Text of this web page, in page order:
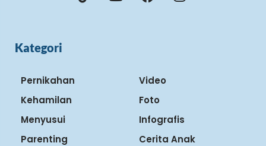
Kategori
Pernikahan
Kehamilan
Menyusui
Parenting
Video
Foto
Infografis
Cerita Anak